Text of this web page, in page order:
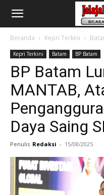
Beranda Kepri Terkini
Kepri Terkini Batam BP Batam
BP Batam
MANTAB,
Daya Saing
Penulis Redaksi - 15/08/2025